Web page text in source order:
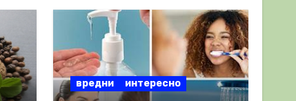
вредни интересно